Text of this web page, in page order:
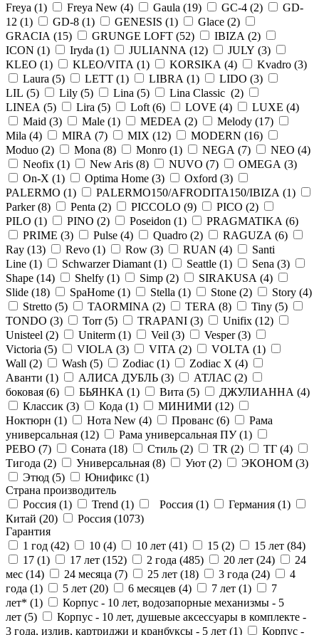
Freya (1) Freya New (4) Gaula (19) GC-4 (2)
GD-
12 (1) GD-8 (1) GENESIS (1) Glace (2)
GRACIA (15) GRUNGE LOFT (52) IBIZA (2)
ICON (1) Iryda (1) JULIANNA (12) JULY (3)
KLEO (1) KLEO/VITA (1) KORSIKA (4) Kvadro (3)
Laura (5) LETT (1) LIBRA (1) LIDO (3)
LIL (5) Lily (5) Lina (5) Lina Classic (2)
LINEA (5) Lira (5) Loft (6) LOVE (4) LUXE (4)
Maid (3) Male (1) MEDEA (2) Melody (17)
Mila (4) MIRA (7) MIX (12) MODERN (16)
Moduo (2) Mona (8) Monro (1) NEGA (7) NEO (4)
Neofix (1) New Aris (8) NUVO (7) OMEGA (3)
On-X (1) Optima Home (3) Oxford (3)
PALERMO (1) PALERMO150/AFRODITA150/IBIZA (1)
Parker (8) Penta (2) PICCOLO (9) PICO (2)
PILO (1) PINO (2) Poseidon (1) PRAGMATIKA (6)
PRIME (3) Pulse (4) Quadro (2) RAGUZA (6)
Ray (13) Revo (1) Row (3) RUAN (4)
Santi
Line (1) Schwarzer Diamant (1) Seattle (1) Sena (3)
Shape (14) Shelfy (1) Simp (2) SIRAKUSA (4)
Slide (18) SpaHome (1) Stella (1) Stone (2) Story (4)
Stretto (5) TAORMINA (2) TERA (8) Tiny (5)
TONDO (3) Torr (5) TRAPANI (3) Unifix (12)
Unisteel (2) Uniterm (1) Veil (3) Vesper (3)
Victoria (5) VIOLA (3) VITA (2) VOLTA (1)
Wall (2) Wash (5) Zodiac (1) Zodiac X (4)
Аванти (1) АЛИСА ДУБЛЬ (3) АТЛАС (2)
боковая (6) БЬЯНКА (1) Вита (5) ДЖУЛИАННА (4)
Классик (3) Кода (1) МИНИМИ (12)
Ноктюрн (1) Нота New (4) Прованс (6)
Рама
универсальная (12) Рама универсальная ПУ (1)
РЕВО (7) Соната (18) Стиль (2) ТR (2) ТГ (4)
Тигода (2) Универсальная (8) Уют (2) ЭКОНОМ (3)
Этюд (5) Юнификс (1)
Страна производитель
Россия (1) Trend (1) Россия (1) Германия (1)
Китай (20) Россия (1073)
Гарантия
1 год (42) 10 (4) 10 лет (41) 15 (2) 15 лет (84)
17 (1) 17 лет (152) 2 года (485) 20 лет (24)
24
мес (14) 24 месяца (7) 25 лет (18) 3 года (24)
4
года (1) 5 лет (20) 6 месяцев (4) 7 лет (1)
7
лет* (1)
Корпус - 10 лет, водозапорные механизмы - 5
лет (5)
Корпус - 10 лет, душевые аксессуары в комплекте -
3 года, излив, картриджи и кранбуксы - 5 лет (1) Корпус -